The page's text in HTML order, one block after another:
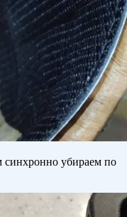
убираем по